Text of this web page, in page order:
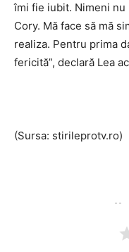
îmi fie iubit. Nimeni nu
Cory. Mă face să mă
realiza. Pentru prima
fericită”, declară Lea
(Sursa: stirileprotv.ro)